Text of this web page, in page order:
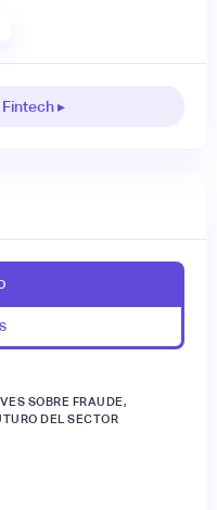
▸
SOBRE FRAUDE,
DEL SECTOR